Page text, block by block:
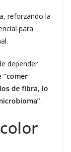
reforzando la
para
depender
“comer
de fibra, lo
.